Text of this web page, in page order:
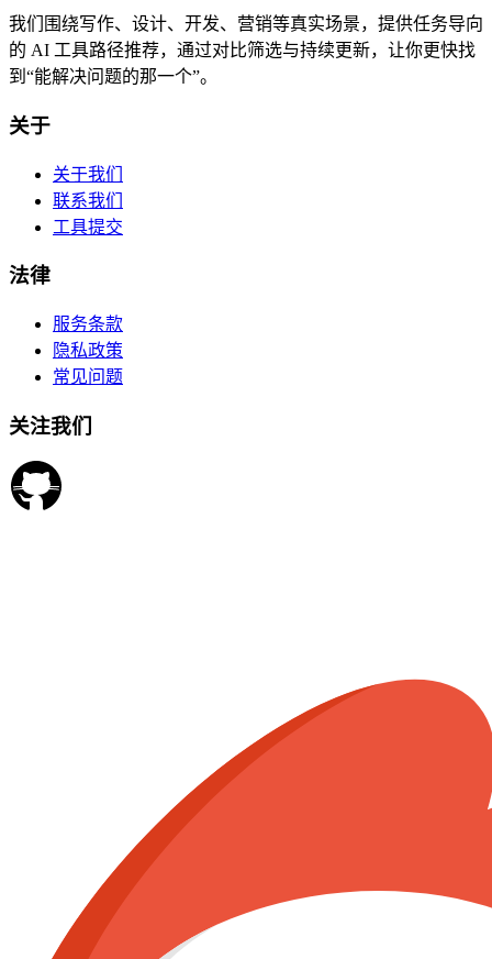
我们围绕写作、设计、开发、营销等真实场景，提供任务导向
的 AI 工具路径推荐，通过对比筛选与持续更新，让你更快找
到“能解决问题的那一个”。
关于
关于我们
联系我们
工具提交
法律
服务条款
隐私政策
常见问题
关注我们